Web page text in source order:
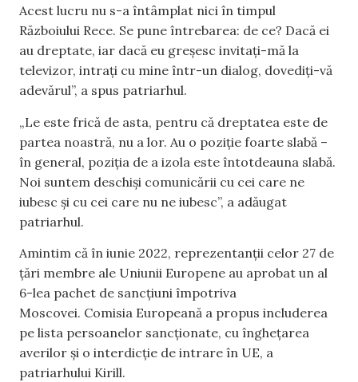
Acest lucru nu s-a întâmplat nici în timpul
Războiului Rece. Se pune întrebarea: de ce? Dacă ei
au dreptate, iar dacă eu greșesc invitați-mă la
televizor, intrați cu mine într-un dialog, dovediți-vă
adevărul”, a spus patriarhul.
„Le este frică de asta, pentru că dreptatea este de
partea noastră, nu a lor. Au o poziție foarte slabă –
în general, poziția de a izola este întotdeauna slabă.
Noi suntem deschiși comunicării cu cei care ne
iubesc și cu cei care nu ne iubesc”, a adăugat
patriarhul.
Amintim că în iunie 2022, reprezentanţii celor 27 de
ţări membre ale Uniunii Europene au aprobat un al
6-lea pachet de sancţiuni împotriva
Moscovei. Comisia Europeană a propus includerea
pe lista persoanelor sancţionate, cu îngheţarea
averilor şi o interdicţie de intrare în UE, a
patriarhului Kirill.